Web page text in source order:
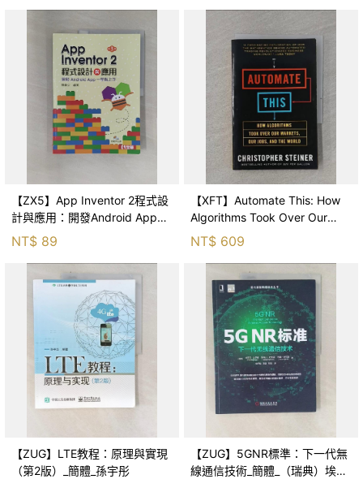
衛‧普雷契特科
衛‧普雷契特科
【ZX5】App Inventor 2程式設
計與應用：開發Android App一
學就上手_陳會安
NT$ 89
【XFT】Automate This: How
Algorithms Took Over Our
Markets, Our Jobs,
NT$ 609
【ZUG】LTE教程：原理與實現
（第2版）_簡體_孫宇彤
【ZUG】5GNR標準：下一代無
線通信技術_簡體_（瑞典）埃里